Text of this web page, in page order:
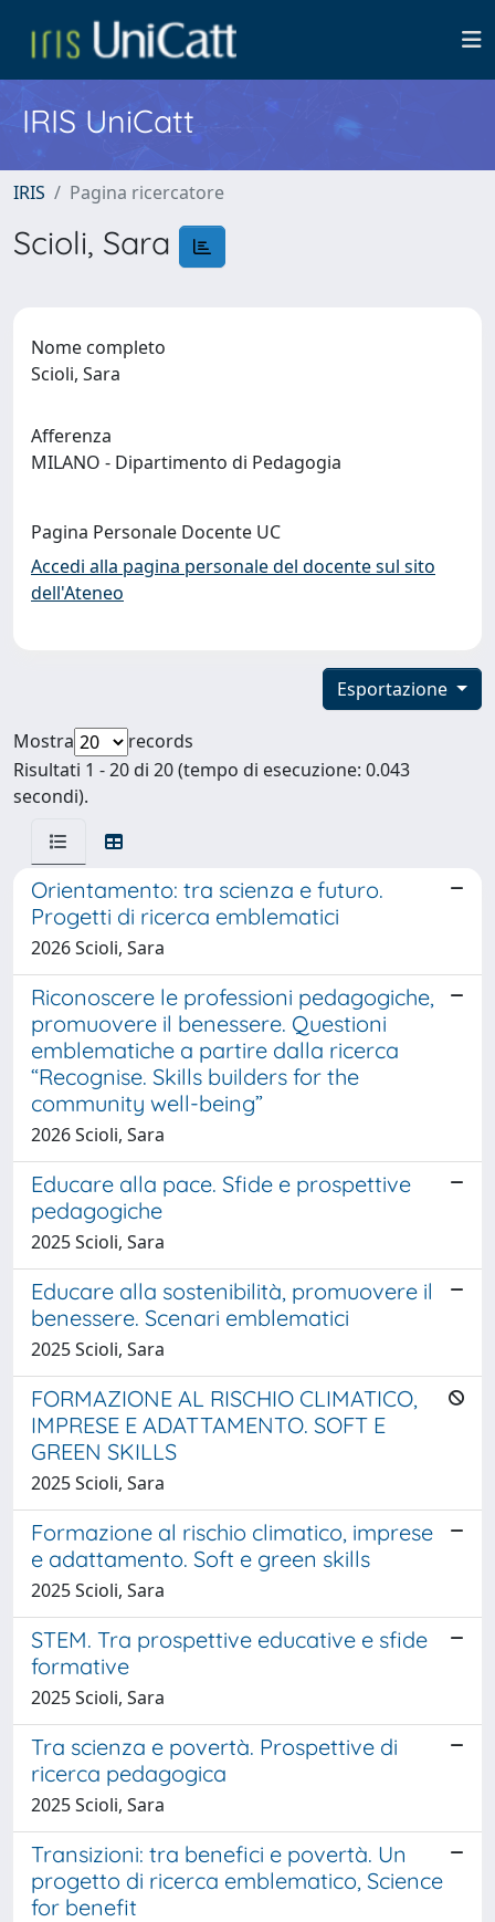
IRIS UniCatt
IRIS Pagina ricercatore
Scioli, Sara
Nome completo
Scioli, Sara
Afferenza
MILANO - Dipartimento di Pedagogia
Pagina Personale Docente UC
Accedi alla pagina personale del docente sul sito
dell'Ateneo
Esportazione
Mostra
records
Risultati 1 - 20 di 20 (tempo di esecuzione: 0.043
secondi).
Orientamento: tra scienza e futuro.
Progetti di ricerca emblematici
2026 Scioli, Sara
Riconoscere le professioni pedagogiche,
promuovere il benessere. Questioni
emblematiche a partire dalla ricerca
“Recognise. Skills builders for the
community well-being”
2026 Scioli, Sara
Educare alla pace. Sfide e prospettive
pedagogiche
2025 Scioli, Sara
Educare alla sostenibilità, promuovere il
benessere. Scenari emblematici
2025 Scioli, Sara
FORMAZIONE AL RISCHIO CLIMATICO,
IMPRESE E ADATTAMENTO. SOFT E
GREEN SKILLS
2025 Scioli, Sara
Formazione al rischio climatico, imprese
e adattamento. Soft e green skills
2025 Scioli, Sara
STEM. Tra prospettive educative e sfide
formative
2025 Scioli, Sara
Tra scienza e povertà. Prospettive di
ricerca pedagogica
2025 Scioli, Sara
Transizioni: tra benefici e povertà. Un
progetto di ricerca emblematico, Science
for benefit